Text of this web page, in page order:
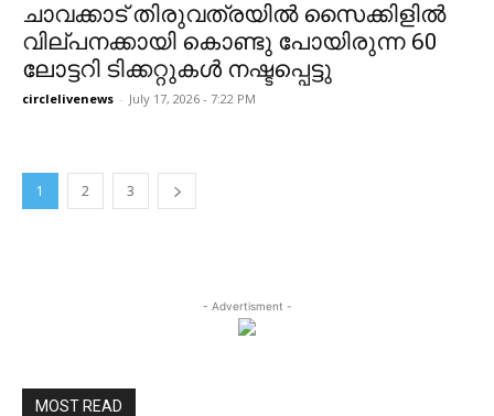
ചാവക്കാട് തിരുവത്രയിൽ സൈക്കിളിൽ
വില്പനക്കായി കൊണ്ടു പോയിരുന്ന 60
ലോട്ടറി ടിക്കറ്റുകൾ നഷ്ടപ്പെട്ടു
circlelivenews - July 17, 2026 - 7:22 PM
1 2 3
- Advertisment -
MOST READ